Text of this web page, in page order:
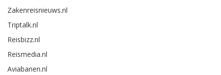
Zakenreisnieuws.nl
Triptalk.nl
Reisbizz.nl
Reismedia.nl
Aviabanen.nl